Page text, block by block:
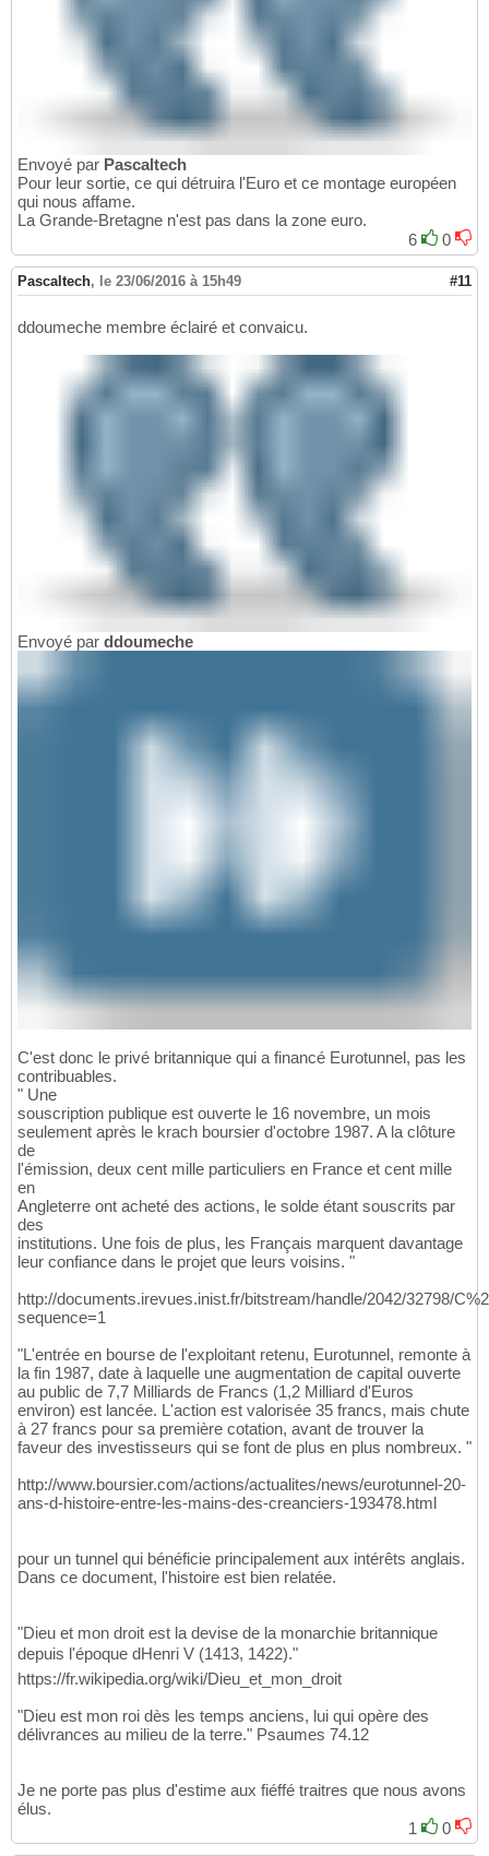
Envoyé par Pascaltech
Pour leur sortie, ce qui détruira l'Euro et ce montage européen
qui nous affame.
La Grande-Bretagne n'est pas dans la zone euro.
6
0
Pascaltech, le 23/06/2016 à 15h49 #11
ddoumeche membre éclairé et convaicu.
Envoyé par ddoumeche
C'est donc le privé britannique qui a financé Eurotunnel, pas les
contribuables.
" Une
souscription publique est ouverte le 16 novembre, un mois
seulement après le krach boursier d'octobre 1987. A la clôture
de
l'émission, deux cent mille particuliers en France et cent mille
en
Angleterre ont acheté des actions, le solde étant souscrits par
des
institutions. Une fois de plus, les Français marquent davantage
leur confiance dans le projet que leurs voisins. "
http://documents.irevues.inist.fr/bitstream/handle/2042/32798/
sequence=1
"L'entrée en bourse de l'exploitant retenu, Eurotunnel, remonte à
la fin 1987, date à laquelle une augmentation de capital ouverte
au public de 7,7 Milliards de Francs (1,2 Milliard d'Euros
environ) est lancée. L'action est valorisée 35 francs, mais chute
à 27 francs pour sa première cotation, avant de trouver la
faveur des investisseurs qui se font de plus en plus nombreux. "
http://www.boursier.com/actions/actualites/news/eurotunnel-20-
ans-d-histoire-entre-les-mains-des-creanciers-193478.html
pour un tunnel qui bénéficie principalement aux intérêts anglais.
Dans ce document, l'histoire est bien relatée.
"Dieu et mon droit est la devise de la monarchie britannique
depuis l'époque dHenri V (1413, 1422)."
https://fr.wikipedia.org/wiki/Dieu_et_mon_droit
"Dieu est mon roi dès les temps anciens, lui qui opère des
délivrances au milieu de la terre." Psaumes 74.12
Je ne porte pas plus d'estime aux fiéffé traitres que nous avons
élus.
1
0